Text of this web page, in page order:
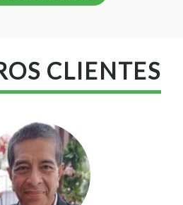
CLIENTES